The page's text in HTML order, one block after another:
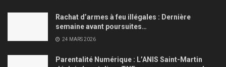
Rachat d’armes à feu illégales : Dernière
semaine avant poursuites…
24 MARS 2026
Parentalité Numérique : L’ANIS Saint-Martin